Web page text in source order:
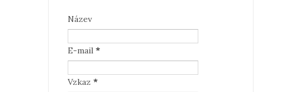
Název
E-mail *
Vzkaz *